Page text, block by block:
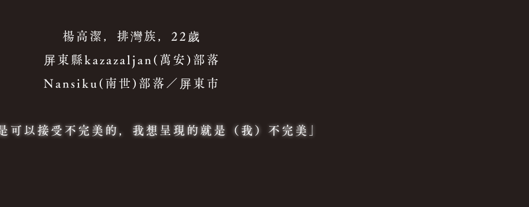
楊高潔，排灣族，22歲
屏東縣kazazaljan(萬安)部落
Nansiku(南世)部落／屏東市
可以接受不完美的，我想呈現的就是（我）不完美」